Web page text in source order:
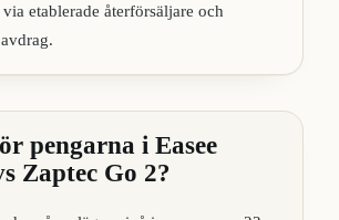
etablerade återförsäljare och
pengarna i Easee
Zaptec Go 2?